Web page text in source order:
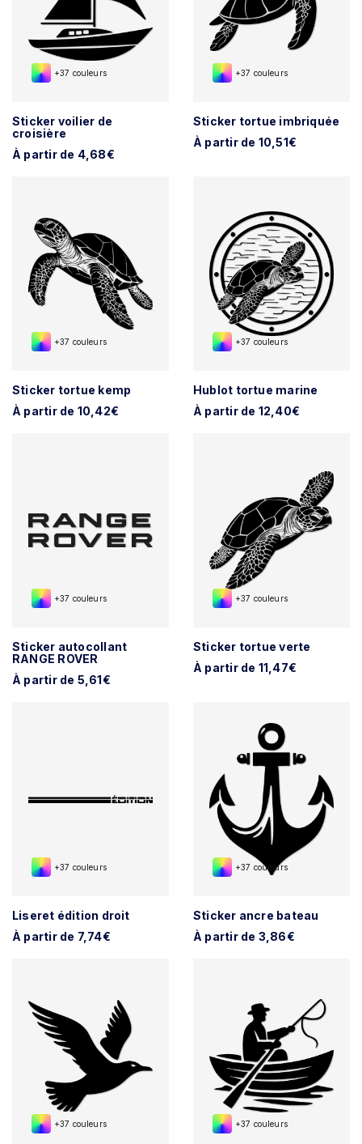
+37 couleurs
Sticker voilier de
croisière
À partir de 4,68€
+37 couleurs
Sticker tortue imbriquée
À partir de 10,51€
+37 couleurs
Sticker tortue kemp
À partir de 10,42€
+37 couleurs
Hublot tortue marine
À partir de 12,40€
+37 couleurs
Sticker autocollant
RANGE ROVER
À partir de 5,61€
+37 couleurs
Sticker tortue verte
À partir de 11,47€
+37 couleurs
Liseret édition droit
À partir de 7,74€
+37 couleurs
Sticker ancre bateau
À partir de 3,86€
+37 couleurs +37 couleurs